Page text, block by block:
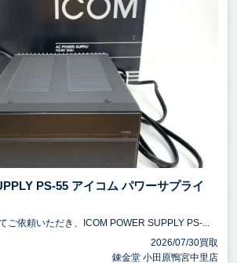
PS-55 アイコム パワーサプライ
ご依頼いただき、ICOM POWER SUPPLY PS-...
2026/07/30買取
錬金堂 小田原鴨宮中里店